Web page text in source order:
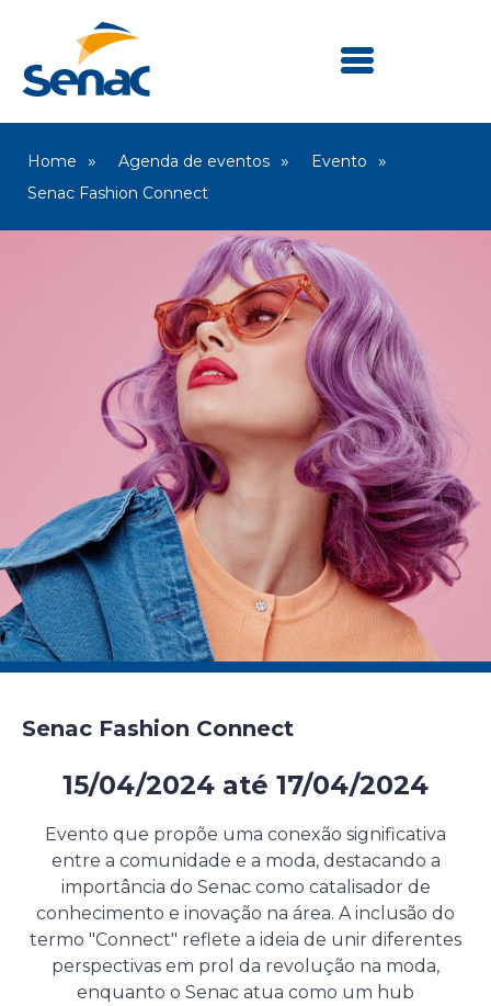
Home Agenda de eventos
Evento
Senac Fashion Connect
Senac Fashion Connect
15/04/2024 até 17/04/2024
Evento que propõe uma conexão significativa
entre a comunidade e a moda, destacando a
importância do Senac como catalisador de
conhecimento e inovação na área. A inclusão do
termo "Connect" reflete a ideia de unir diferentes
perspectivas em prol da revolução na moda,
enquanto o Senac atua como um hub